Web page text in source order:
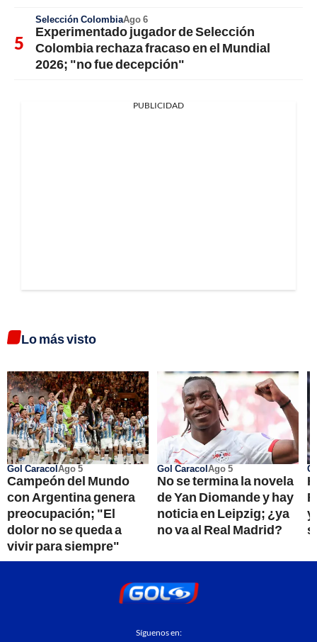
Selección ColombiaAgo 6
Experimentado jugador de Selección
Colombia rechaza fracaso en el Mundial
2026; "no fue decepción"
PUBLICIDAD
Lo más visto
Gol CaracolAgo 5
Campeón del Mundo
con Argentina genera
preocupación; "El
dolor no se queda a
vivir para siempre"
Gol CaracolAgo 5
No se termina la novela
de Yan Diomande y hay
noticia en Leipzig; ¿ya
no va al Real Madrid?
y
Síguenos en: